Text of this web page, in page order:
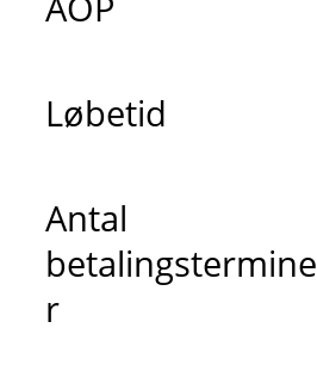
Løbetid
Antal
betalingstermine
r